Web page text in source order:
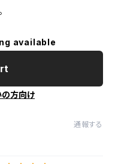
available
方向け
通報する